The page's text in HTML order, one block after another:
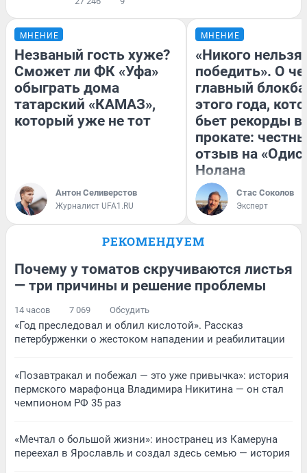
МНЕНИЕ
Незваный гость хуже?
Сможет ли ФК «Уфа»
обыграть дома
татарский «КАМАЗ»,
который уже не тот
Антон Селиверстов
Журналист UFA1.RU
МНЕНИЕ
«Никого нельзя
победить». О
главный
этого года,
бьет рекорды в
прокате:
отзыв на
Нолана
Стас Соколов
Эксперт
РЕКОМЕНДУЕМ
Почему у томатов скручиваются листья
— три причины и решение проблемы
14 часов 7 069 Обсудить
«Год преследовал и облил кислотой». Рассказ
петербурженки о жестоком нападении и реабилитации
«Позавтракал и побежал — это уже привычка»: история
пермского марафонца Владимира Никитина — он стал
чемпионом РФ 35 раз
«Мечтал о большой жизни»: иностранец из Камеруна
переехал в Ярославль и создал здесь семью — история